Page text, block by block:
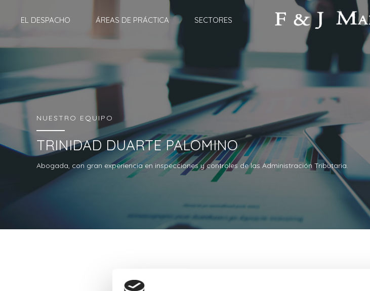
EL DESPACHO ÁREAS DE PRÁCTICA SECTORES
NUESTRO EQUIPO
TRINIDAD DUARTE PALOMINO
Abogada, con gran experiencia en inspecciones y controles de las Administración Tributaria.